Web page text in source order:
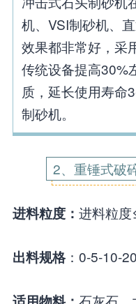
机、VSI制砂机、
效果都非常好，采
传统设备提高30%
质，延长使用寿命
制砂机。
2、重锤式破
进料粒度： 进料粒
出料规格：0-5-10-
石灰石